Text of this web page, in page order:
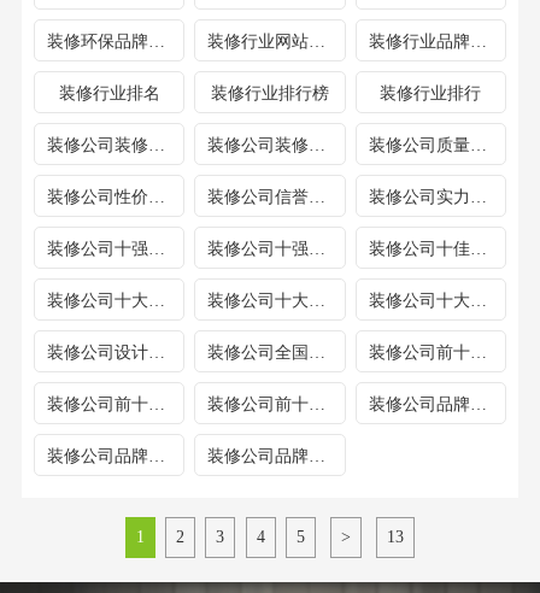
装修环保品牌排行榜 装修行业品牌排行榜
装修行业排名 装修行业排行榜 装修行业排行
装修公司装修排名 装修公司质量排名
装修公司十佳排名
装修公司十大排名 装修公司十大排行
装修公司设计排名 装修公司前十强排名榜
装修公司前十排名 装修公司品牌排名
装修公司品牌排行榜
1 2 3 4 5 > 13